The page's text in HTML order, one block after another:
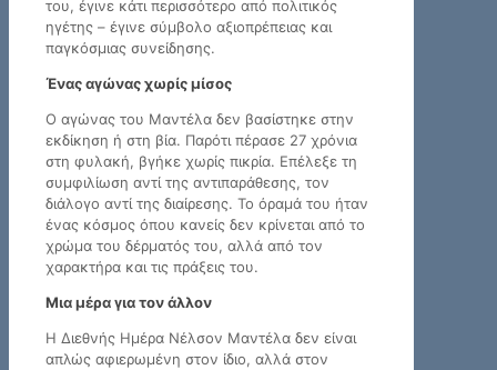
του, έγινε κάτι περισσότερο από πολιτικός
ηγέτης – έγινε σύμβολο αξιοπρέπειας και
παγκόσμιας συνείδησης.
Ένας αγώνας χωρίς μίσος
Ο αγώνας του Μαντέλα δεν βασίστηκε στην
εκδίκηση ή στη βία. Παρότι πέρασε 27 χρόνια
στη φυλακή, βγήκε χωρίς πικρία. Επέλεξε τη
συμφιλίωση αντί της αντιπαράθεσης, τον
διάλογο αντί της διαίρεσης. Το όραμά του ήταν
ένας κόσμος όπου κανείς δεν κρίνεται από το
χρώμα του δέρματός του, αλλά από τον
χαρακτήρα και τις πράξεις του.
Μια μέρα για τον άλλον
Η Διεθνής Ημέρα Νέλσον Μαντέλα δεν είναι
απλώς αφιερωμένη στον ίδιο, αλλά στον